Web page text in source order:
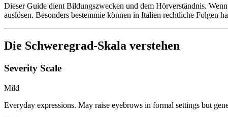
Dieser Guide dient Bildungszwecken und dem Hörverständnis.
auslösen. Besonders bestemmie können in Italien rechtliche Folgen
Die Schweregrad-Skala verstehen
Severity Scale
Mild
Everyday expressions. May raise eyebrows in formal settings but